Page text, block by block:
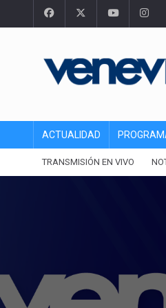
ACTUALIDAD
TRANSMISIÓN EN VIVO